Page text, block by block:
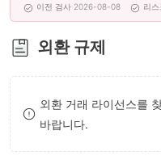
6
7
8
9
4
5
6
7
8
5
6
7
8
9
이전 검사 2026-08-08 리스
외환 규제
외환 거래 라이선스를
바랍니다.